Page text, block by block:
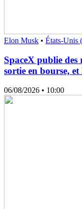
Elon Musk • États-Unis
SpaceX publie
sortie en bourse,
06/08/2026 • 10:00